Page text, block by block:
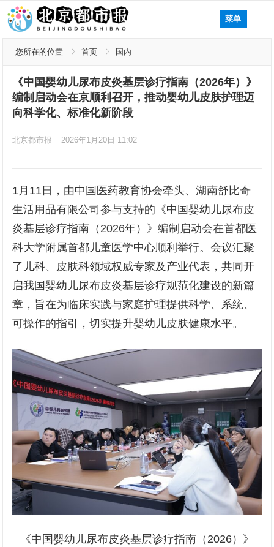
菜单
您所在的位置 首页 国内
《中国婴幼儿尿布皮炎基层诊疗指南（2026年）》
编制启动会在京顺利召开，推动婴幼儿皮肤护理迈
向科学化、标准化新阶段
北京都市报 2026年1月20日 11:02
1月11日，由中国医药教育协会牵头、湖南舒比奇
生活用品有限公司参与支持的《中国婴幼儿尿布皮
炎基层诊疗指南（2026年）》编制启动会在首都医
科大学附属首都儿童医学中心顺利举行。会议汇聚
了儿科、皮肤科领域权威专家及产业代表，共同开
启我国婴幼儿尿布皮炎基层诊疗规范化建设的新篇
章，旨在为临床实践与家庭护理提供科学、系统、
可操作的指引，切实提升婴幼儿皮肤健康水平。
《中国婴幼儿尿布皮炎基层诊疗指南（2026）》